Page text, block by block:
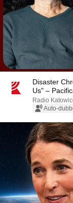
Disaster
Us" –
Radio
Auto-